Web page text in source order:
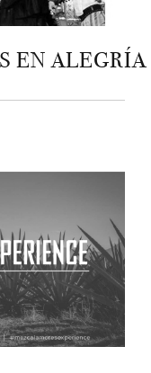
EN ALEGRÍA